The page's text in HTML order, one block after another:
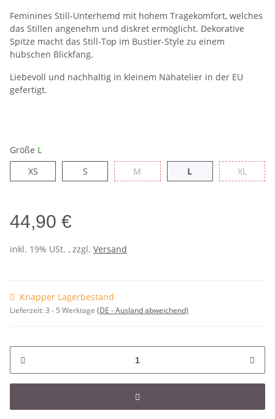
Feminines Still-Unterhemd mit hohem Tragekomfort, welches
das Stillen angenehm und diskret ermöglicht. Dekorative
Spitze macht das Still-Top im Bustier-Style zu einem
hübschen Blickfang.
Liebevoll und nachhaltig in kleinem Nähatelier in der EU
gefertigt.
Größe L
XSXS SS M LL XL
44,90 €
inkl. 19% USt. , zzgl. Versand
Knapper Lagerbestand
Lieferzeit:3 - 5 Werktage (DE - Ausland abweichend)